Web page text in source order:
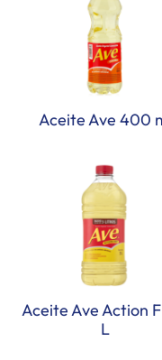
Aceite Ave 400
Aceite Ave Action
L